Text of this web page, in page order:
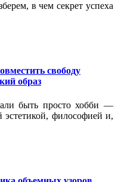
в чем секрет успеха
свободу
образ
быть просто хобби —
эстетикой, философией и,